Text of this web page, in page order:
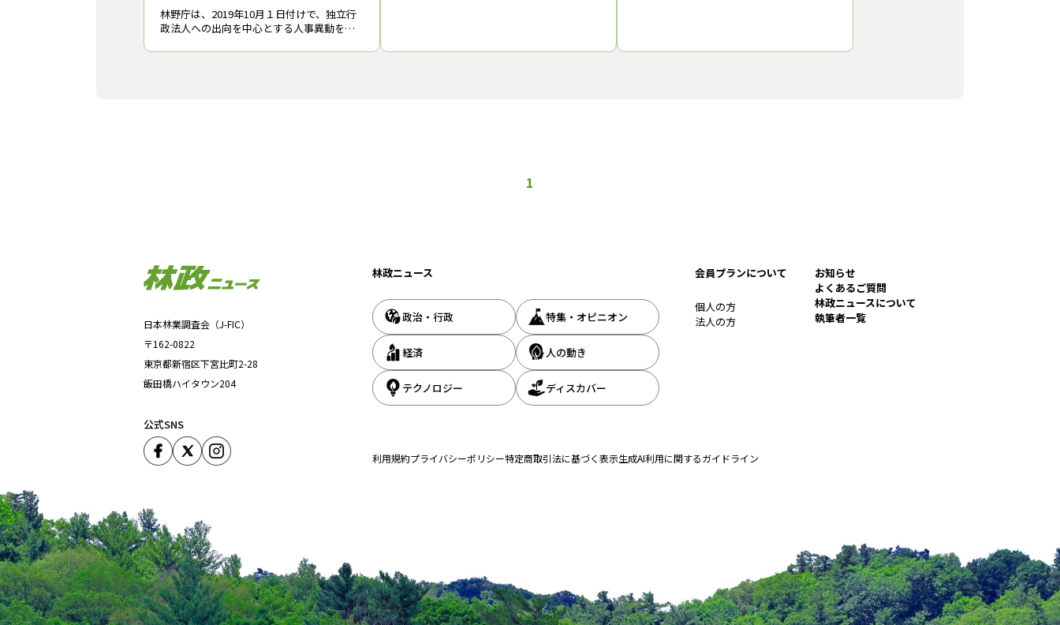
林野庁は、2019年10月１日付けで、独立行
政法人への出向を中心とする人事異動を発
は？ 「緑」と「風」が切り込みます。
1
日本林業調査会（J-FIC）
〒162-0822
東京都新宿区下宮比町2-28
飯田橋ハイタウン204
公式SNS
林政ニュース
政治・行政 特集・オピニオン
経済 人の動き
テクノロジー ディスカバー
会員プランについて
個人の方
法人の方
お知らせ
よくあるご質問
林政ニュースについて
執筆者一覧
利用規約プライバシーポリシー特定商取引法に基づく表示生成AI利用に関するガイドライン